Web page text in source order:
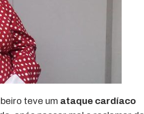
teve um ataque cardíaco